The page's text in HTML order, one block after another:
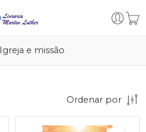
Igreja e missão
Ordenar por